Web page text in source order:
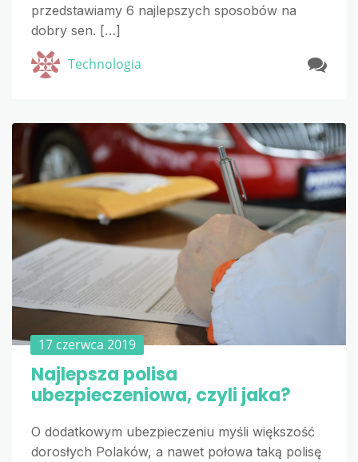
przedstawiamy 6 najlepszych sposobów na
dobry sen. […]
Technologia
17 czerwca 2019
Najlepsza polisa
ubezpieczeniowa, czyli jaka?
O dodatkowym ubezpieczeniu myśli większość
dorosłych Polaków, a nawet połowa taką polisę